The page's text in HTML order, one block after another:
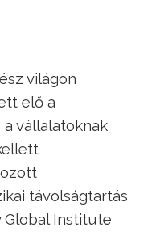
világon
elő a
vállalatoknak
távolságtartás
Global Institute